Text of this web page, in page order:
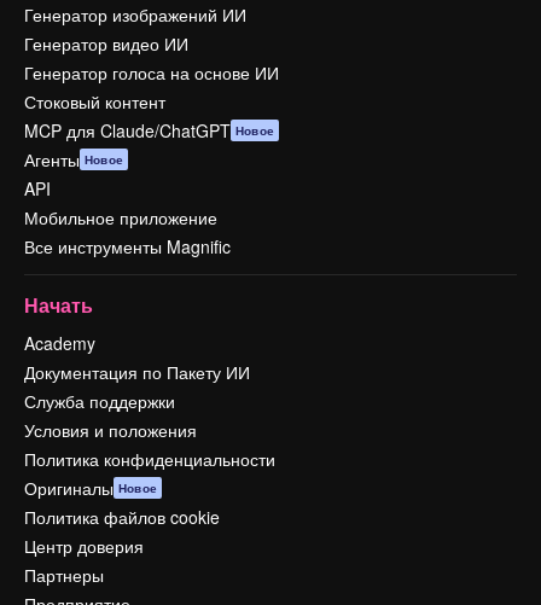
Генератор изображений ИИ
Генератор видео ИИ
Генератор голоса на основе ИИ
Стоковый контент
MCP для Claude/ChatGPT Новое
Агенты Новое
API
Мобильное приложение
Все инструменты Magnific
Начать
Academy
Документация по Пакету ИИ
Служба поддержки
Условия и положения
Политика конфиденциальности
Оригиналы Новое
Политика файлов cookie
Центр доверия
Партнеры